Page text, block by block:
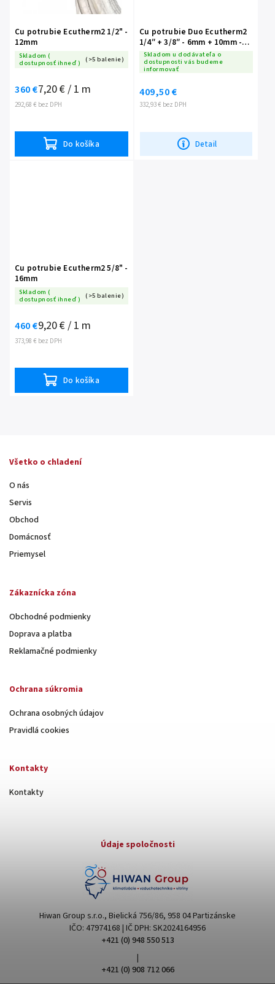
Cu potrubie Ecutherm2 1/2" -
12mm
Skladom (
dostupnosť ihneď )
(>5 balenie)
292,68 € bez DPH
360 €7,20 € / 1 m
Do košíka
Cu potrubie Duo Ecutherm2
1/4″ + 3/8″ - 6mm + 10mm -
(cena za balenie)
Skladom u dodávateľa o
dostupnosti vás budeme
informovať
332,93 € bez DPH
409,50 €
Detail
Cu potrubie Ecutherm2 5/8" -
16mm
Skladom (
dostupnosť ihneď )
(>5 balenie)
373,98 € bez DPH
460 €9,20 € / 1 m
Do košíka
Všetko o chladení
O nás
Servis
Obchod
Domácnosť
Priemysel
Zákaznícka zóna
Obchodné podmienky
Doprava a platba
Reklamačné podmienky
Ochrana súkromia
Ochrana osobných údajov
Pravidlá cookies
Kontakty
Kontakty
Údaje spoločnosti
Hiwan Group s.r.o., Bielická 756/86, 958 04 Partizánske
IČO: 47974168 | IČ DPH: SK2024164956
+421 (0) 948 550 513
|
+421 (0) 908 712 066